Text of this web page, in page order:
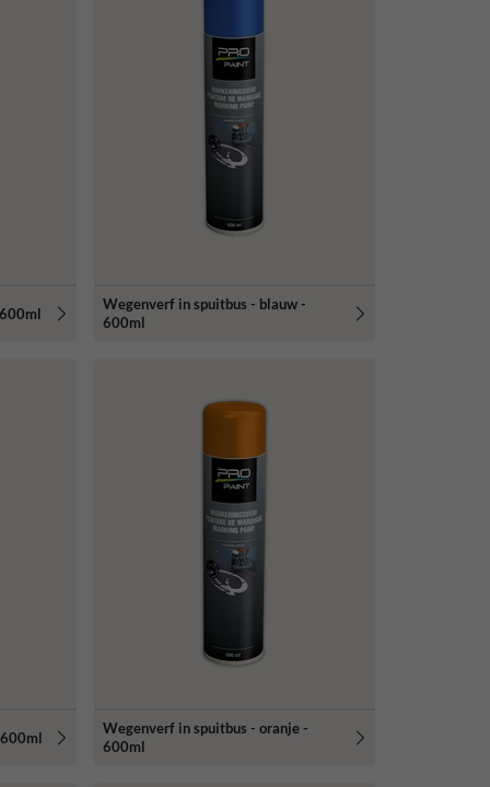
Wegenverf in spuitbus - blauw -
600ml
Wegenverf in spuitbus - oranje -
600ml